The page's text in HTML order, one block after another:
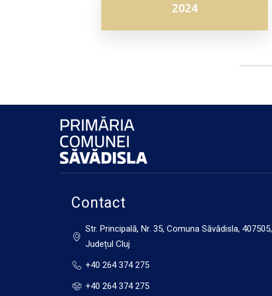
2024
Contact
Str. Principală, Nr. 35, Comuna Săvădisla, 407505,
Județul Cluj
+40 264 374 275
+40 264 374 275